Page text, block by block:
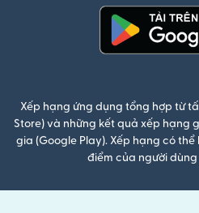
Xếp hạng ứng dụng tổng hợp từ
Store) và những kết quả xếp hạng
gia (Google Play). Xếp hạng có
điểm của người